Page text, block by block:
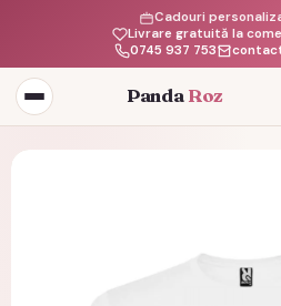
Livrare gratuită la
Cadouri
0745 937 753
Deschide
meniul
Panda Roz